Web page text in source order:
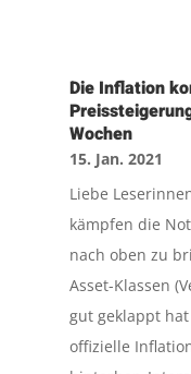
Die Inflation
Wochen
15. Jan. 2021
Liebe
kämpfen die
nach oben zu
Asset-Klassen
gut geklappt
offizielle